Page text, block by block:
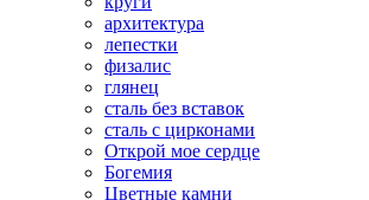
архитектура
лепестки
физалис
глянец
сталь без вставок
сталь с цирконами
Открой мое сердце
Богемия
Цветные камни